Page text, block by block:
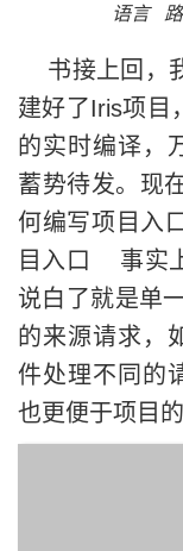
语言
书接上回，
建好了Iris项目
的实时编译，
蓄势待发。现
何编写项目入
目入口 事实
说白了就是单
的来源请求，
件处理不同的
也更便于项目